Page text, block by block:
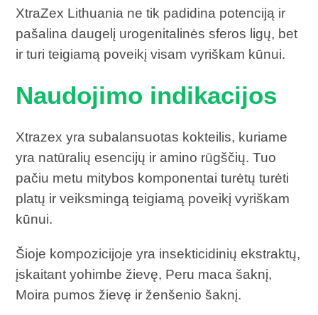
XtraZex Lithuania ne tik padidina potenciją ir
pašalina daugelį urogenitalinės sferos ligų, bet
ir turi teigiamą poveikį visam vyriškam kūnui.
Naudojimo indikacijos
Xtrazex yra subalansuotas kokteilis, kuriame
yra natūralių esencijų ir amino rūgščių. Tuo
pačiu metu mitybos komponentai turėtų turėti
platų ir veiksmingą teigiamą poveikį vyriškam
kūnui.
Šioje kompozicijoje yra insekticidinių ekstraktų,
įskaitant yohimbe žievę, Peru maca šaknį,
Moira pumos žievę ir ženšenio šaknį.